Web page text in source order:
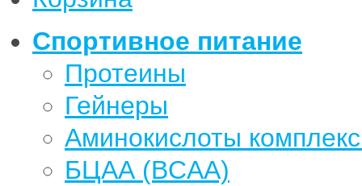
Спортивное питание
Протеины
Гейнеры
Аминокислоты
БЦАА (BCAA)